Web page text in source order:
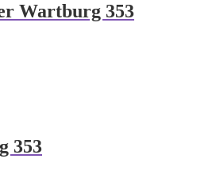
Wartburg 353
353